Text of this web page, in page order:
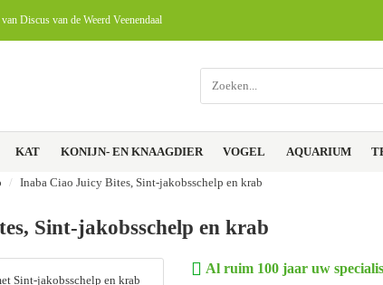
Discus van de Weerd Veenendaal
KAT KONIJN- EN KNAAGDIER VOGEL AQUARIUM
Inaba Ciao Juicy Bites, Sint-jakobsschelp en krab
Sint-jakobsschelp en krab
Al ruim 100 jaar uw